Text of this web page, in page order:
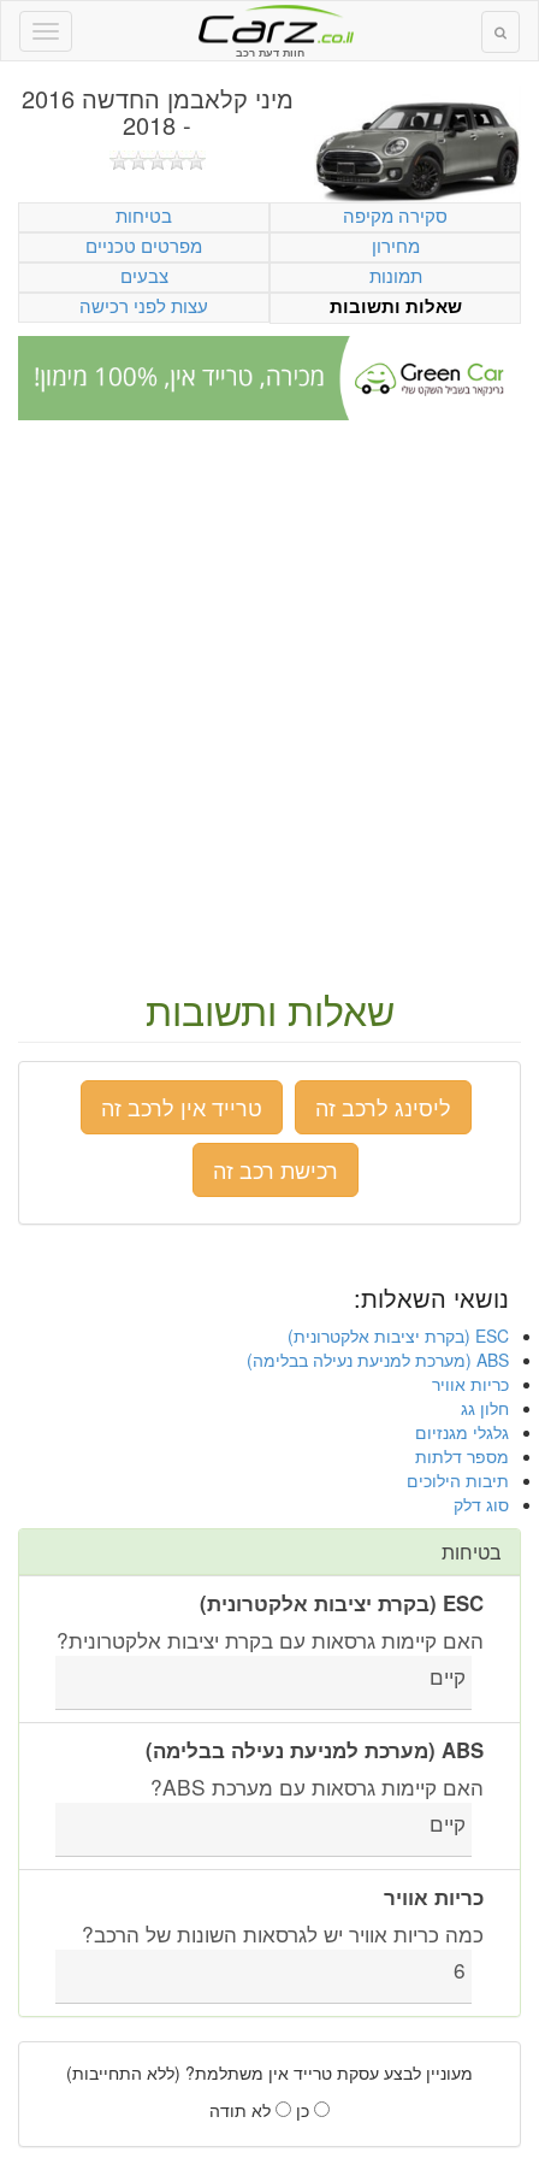
חוות דעת רכב
מיני קלאבמן החדשה 2016
- 2018
סקירה מקיפה
בטיחות
מחירון
מפרטים טכניים
תמונות
צבעים
שאלות ותשובות
עצות לפני רכישה
שאלות ותשובות
ליסינג לרכב זה
טרייד אין לרכב זה
רכישת רכב זה
נושאי השאלות:
ESC (בקרת יציבות אלקטרונית)
ABS (מערכת למניעת נעילה בבלימה)
כריות אוויר
חלון גג
גלגלי מגנזיום
מספר דלתות
תיבות הילוכים
סוג דלק
בטיחות
ESC (בקרת יציבות אלקטרונית)
האם קיימות גרסאות עם בקרת יציבות אלקטרונית?
קיים
ABS (מערכת למניעת נעילה בבלימה)
האם קיימות גרסאות עם מערכת ABS?
קיים
כריות אוויר
כמה כריות אוויר יש לגרסאות השונות של הרכב?
6
מעוניין לבצע עסקת טרייד אין משתלמת? (ללא התחייבות)
כן
לא תודה